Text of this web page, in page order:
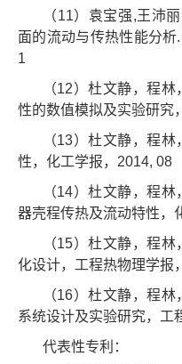
（11）袁宝强,王沛
面的流动与传热性能分析
1
（12）杜文静，程
性的数值模拟及实验研究
（13）杜文静，程
性，化工学报，2014, 08
（14）杜文静，程
器壳程传热及流动特性，
（15）杜文静，程
化设计，工程热物理学报
（16）杜文静，程
系统设计及实验研究，工
代表性专利：